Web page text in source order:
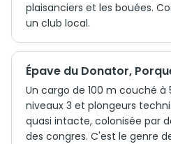
plaisanciers et les bouées.
un club local.
Épave du Donator,
Un cargo de 100 m couché à
niveaux 3 et plongeurs
quasi intacte, colonisée par
des congres. C'est le genre